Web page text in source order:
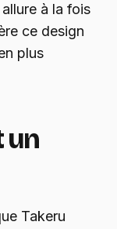
à la fois
ce design
plus
un
Takeru